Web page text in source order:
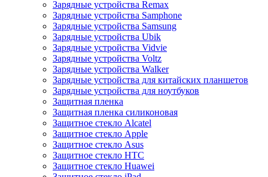
Зарядные устройства Remax
Зарядные устройства Samphone
Зарядные устройства Samsung
Зарядные устройства Ubik
Зарядные устройства Vidvie
Зарядные устройства Voltz
Зарядные устройства Walker
Зарядные устройства для китайских планшетов
Зарядные устройства для ноутбуков
Защитная пленка
Защитная пленка силиконовая
Защитное стекло Alcatel
Защитное стекло Apple
Защитное стекло Asus
Защитное стекло HTC
Защитное стекло Huawei